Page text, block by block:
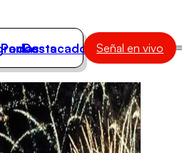
Podcasts
Destacados Señal en vivo